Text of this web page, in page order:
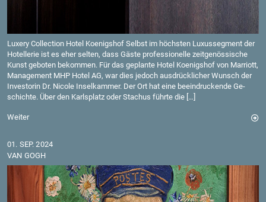
Lu­xe­ry Collec­tion Hotel Ko­enigs­hof Selbst im höchs­ten Lu­xus­seg­ment der
Ho­tel­le­rie ist es eher sel­ten, dass Gäste pro­fes­sio­nel­le zeit­ge­nös­si­sche
Kunst ge­bo­ten be­kom­men. Für das ge­plan­te Hotel Ko­enigs­hof von Mar­riott,
Ma­nage­ment MHP Hotel AG, war dies je­doch aus­drück­li­cher Wunsch der
In­ves­to­rin Dr. Ni­co­le In­sel­kam­mer. Der Ort hat eine be­ein­dru­cken­de Ge­
schich­te. Über den Karls­platz oder Sta­chus führ­te die […]
Wei­ter
01. SEP. 2024
VAN GOGH